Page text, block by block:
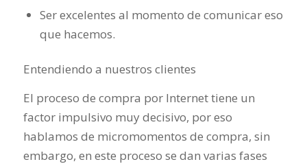
Ser excelentes al momento de comunicar eso
que hacemos.
Entendiendo a nuestros clientes
El proceso de compra por Internet tiene un
factor impulsivo muy decisivo, por eso
hablamos de micromomentos de compra, sin
embargo, en este proceso se dan varias fases